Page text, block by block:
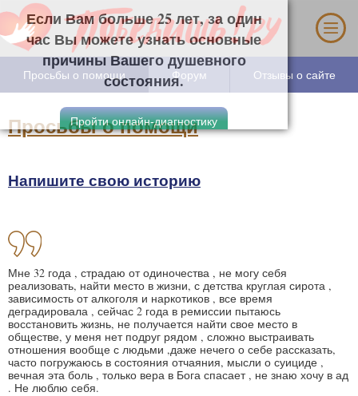
Если Вам больше 25 лет, за один час Вы
можете узнать основные причины Вашего
душевного состояния.
Просьбы о помощи Форум Отзывы о сайте
Просьбы о помощи
Напишите свою историю
Мне 32 года , страдаю от одиночества , не могу себя
реализовать, найти место в жизни, с детства круглая сирота ,
зависимость от алкоголя и наркотиков , все время
деградировала , сейчас 2 года в ремиссии пытаюсь
восстановить жизнь, не получается найти свое место в
обществе, у меня нет подруг рядом , сложно выстраивать
отношения вообще с людьми ,даже нечего о себе рассказать,
часто погружаюсь в состояния отчаяния, мысли о суициде ,
вечная эта боль , только вера в Бога спасает , не знаю хочу в ад
. Не люблю себя.